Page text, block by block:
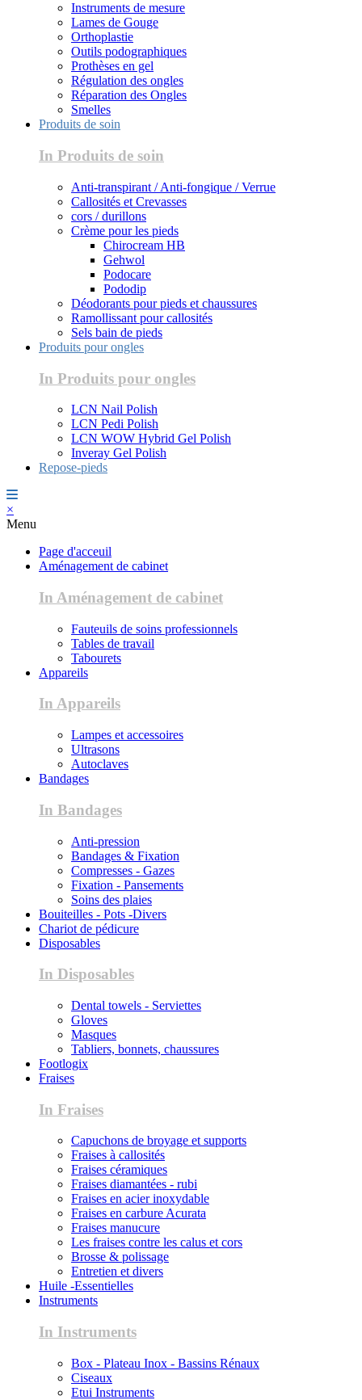
Instruments de mesure
Lames de Gouge
Orthoplastie
Outils podographiques
Prothèses en gel
Régulation des ongles
Réparation des Ongles
Smelles
Produits de soin
In Produits de soin
Anti-transpirant / Anti-fongique / Verrue
Callosités et Crevasses
cors / durillons
Crème pour les pieds
Chirocream HB
Gehwol
Podocare
Pododip
Déodorants pour pieds et chaussures
Ramollissant pour callosités
Sels bain de pieds
Produits pour ongles
In Produits pour ongles
LCN Nail Polish
LCN Pedi Polish
LCN WOW Hybrid Gel Polish
Inveray Gel Polish
Repose-pieds
×
Menu
Page d'acceuil
Aménagement de cabinet
In Aménagement de cabinet
Fauteuils de soins professionnels
Tables de travail
Tabourets
Appareils
In Appareils
Lampes et accessoires
Ultrasons
Autoclaves
Bandages
In Bandages
Anti-pression
Bandages & Fixation
Compresses - Gazes
Fixation - Pansements
Soins des plaies
Bouiteilles - Pots -Divers
Chariot de pédicure
Disposables
In Disposables
Dental towels - Serviettes
Gloves
Masques
Tabliers, bonnets, chaussures
Footlogix
Fraises
In Fraises
Capuchons de broyage et supports
Fraises à callosités
Fraises céramiques
Fraises diamantées - rubi
Fraises en acier inoxydable
Fraises en carbure Acurata
Fraises manucure
Les fraises contre les calus et cors
Brosse & polissage
Entretien et divers
Huile -Essentielles
Instruments
In Instruments
Box - Plateau Inox - Bassins Rénaux
Ciseaux
Etui Instruments